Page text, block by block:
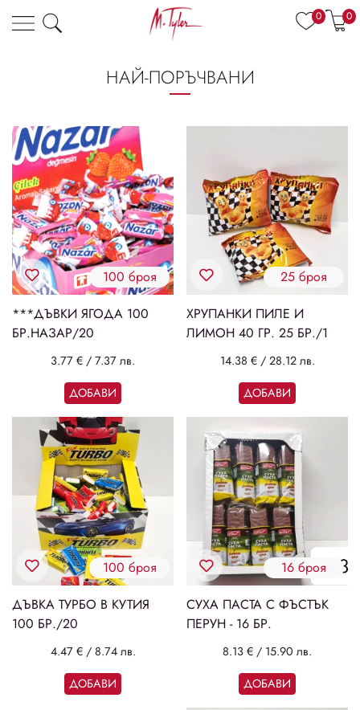
0 0
НАЙ-ПОРЪЧВАНИ
100 броя
***ДЪВКИ ЯГОДА 100
БР.НАЗАР/20
3.77 € / 7.37 лв.
ДОБАВИ
25 броя
ХРУПАНКИ ПИЛЕ И
ЛИМОН 40 ГР. 25 БР./1
14.38 €/ 28.12 лв.
ДОБАВИ
100 броя
ДЪВКА ТУРБО В КУТИЯ
100 БР./20
4.47 €/ 8.74 лв.
ДОБАВИ
16 броя
СУХА ПАСТА С ФЪСТЪК
ПЕРУН - 16 БР.
8.13 € / 15.90 лв.
ДОБАВИ